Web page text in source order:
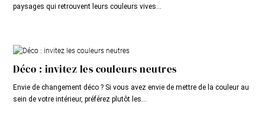
paysages qui retrouvent leurs couleurs vives...
Déco : invitez les couleurs neutres
Envie de changement déco ? Si vous avez envie de mettre de la couleur au
sein de votre intérieur, préférez plutôt les...